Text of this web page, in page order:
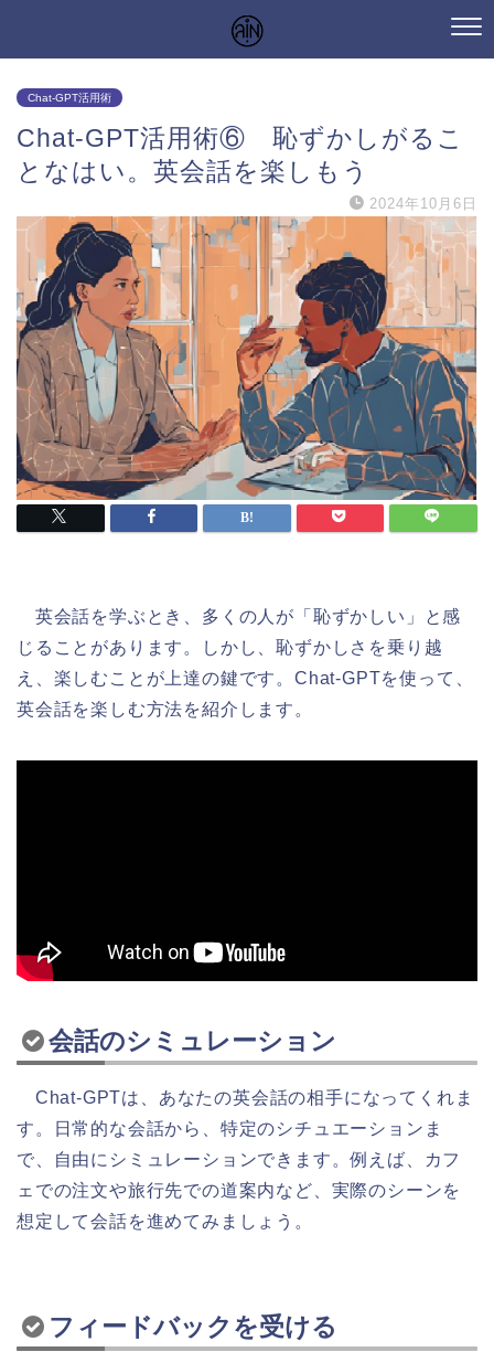
Chat-GPT活用術
Chat-GPT活用術⑥ 恥ずかしがるこ
となはい。英会話を楽しもう
2024年10月6日
英会話を学ぶとき、多くの人が「恥ずかしい」と感
じることがあります。しかし、恥ずかしさを乗り越
え、楽しむことが上達の鍵です。Chat-GPTを使って、
英会話を楽しむ方法を紹介します。
会話のシミュレーション
Chat-GPTは、あなたの英会話の相手になってくれま
す。日常的な会話から、特定のシチュエーションま
で、自由にシミュレーションできます。例えば、カフ
ェでの注文や旅行先での道案内など、実際のシーンを
想定して会話を進めてみましょう。
フィードバックを受ける